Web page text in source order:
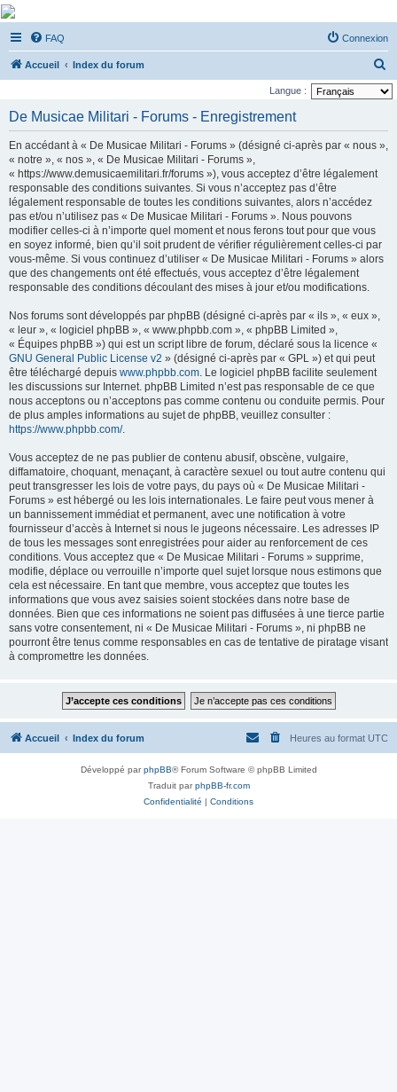
De Musicae Militari -
Forums
Forums de discussions
FAQ Connexion
Accueil Index du forum
e
e
Langue :
De Musicae Militari - Forums - Enregistrement
En accédant à « De Musicae Militari - Forums » (désigné ci-après par « nous »,
« notre », « nos », « De Musicae Militari - Forums »,
« https://www.demusicaemilitari.fr/forums »), vous acceptez d’être légalement
responsable des conditions suivantes. Si vous n’acceptez pas d’être
légalement responsable de toutes les conditions suivantes, alors n’accédez
pas et/ou n’utilisez pas « De Musicae Militari - Forums ». Nous pouvons
modifier celles-ci à n’importe quel moment et nous ferons tout pour que vous
en soyez informé, bien qu’il soit prudent de vérifier régulièrement celles-ci par
vous-même. Si vous continuez d’utiliser « De Musicae Militari - Forums » alors
que des changements ont été effectués, vous acceptez d’être légalement
responsable des conditions découlant des mises à jour et/ou modifications.
Nos forums sont développés par phpBB (désigné ci-après par « ils », « eux »,
« leur », « logiciel phpBB », « www.phpbb.com », « phpBB Limited »,
« Équipes phpBB ») qui est un script libre de forum, déclaré sous la licence «
GNU General Public License v2 » (désigné ci-après par « GPL ») et qui peut
être téléchargé depuis www.phpbb.com. Le logiciel phpBB facilite seulement
les discussions sur Internet. phpBB Limited n’est pas responsable de ce que
nous acceptons ou n’acceptons pas comme contenu ou conduite permis. Pour
de plus amples informations au sujet de phpBB, veuillez consulter :
https://www.phpbb.com/.
Vous acceptez de ne pas publier de contenu abusif, obscène, vulgaire,
diffamatoire, choquant, menaçant, à caractère sexuel ou tout autre contenu qui
peut transgresser les lois de votre pays, du pays où « De Musicae Militari -
Forums » est hébergé ou les lois internationales. Le faire peut vous mener à
un bannissement immédiat et permanent, avec une notification à votre
fournisseur d’accès à Internet si nous le jugeons nécessaire. Les adresses IP
de tous les messages sont enregistrées pour aider au renforcement de ces
conditions. Vous acceptez que « De Musicae Militari - Forums » supprime,
modifie, déplace ou verrouille n’importe quel sujet lorsque nous estimons que
cela est nécessaire. En tant que membre, vous acceptez que toutes les
informations que vous avez saisies soient stockées dans notre base de
données. Bien que ces informations ne soient pas diffusées à une tierce partie
sans votre consentement, ni « De Musicae Militari - Forums », ni phpBB ne
pourront être tenus comme responsables en cas de tentative de piratage visant
à compromettre les données.
Accueil Index du forum Heures au format UTC
Développé parphpBB® Forum Software © phpBB Limited
Traduit parphpBB-fr.com
Confidentialité | Conditions